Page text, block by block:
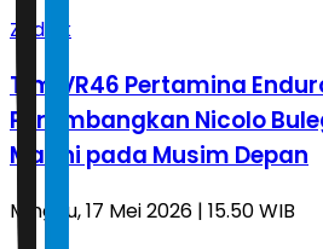
Zodiak
Tim VR46 Pertamina
Pertimbangkan Nicolo
Marini pada Musim Depan
Minggu, 17 Mei 2026 | 15.50 WIB